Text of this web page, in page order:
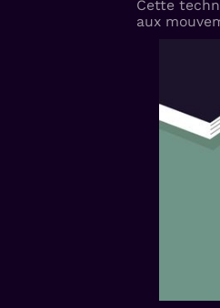
Cette
aux